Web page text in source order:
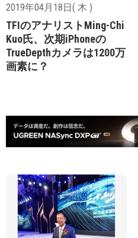
2019年04月18日( 木 )
TFIのアナリストMing-Chi
Kuo氏、次期iPhoneの
TrueDepthカメラは1200万
画素に？